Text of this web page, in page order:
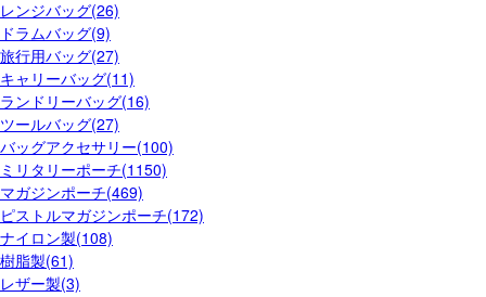
レンジバッグ(26)
ドラムバッグ(9)
旅行用バッグ(27)
キャリーバッグ(11)
ランドリーバッグ(16)
ツールバッグ(27)
バッグアクセサリー(100)
ミリタリーポーチ(1150)
マガジンポーチ(469)
ピストルマガジンポーチ(172)
ナイロン製(108)
樹脂製(61)
レザー製(3)